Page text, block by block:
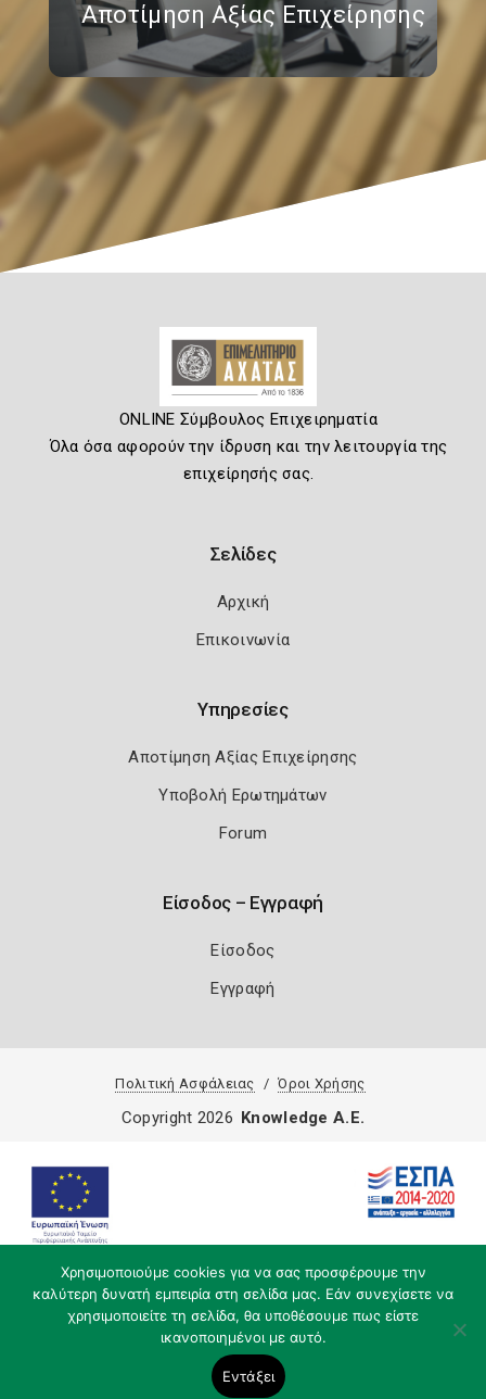
Αποτίμηση Αξίας Επιχείρησης
ONLINE Σύμβουλος Επιχειρηματία
Όλα όσα αφορούν την ίδρυση και την λειτουργία της
επιχείρησής σας.
Σελίδες
Αρχική
Επικοινωνία
Υπηρεσίες
Αποτίμηση Αξίας Επιχείρησης
Υποβολή Ερωτημάτων
Forum
Είσοδος – Εγγραφή
Είσοδος
Εγγραφή
Πολιτική Ασφάλειας Όροι Χρήσης
Χρησιμοποιούμε cookies για να σας προσφέρουμε την
καλύτερη δυνατή εμπειρία στη σελίδα μας. Εάν συνεχίσετε να
χρησιμοποιείτε τη σελίδα, θα υποθέσουμε πως είστε
ικανοποιημένοι με αυτό.
Εντάξει
Copyright 2026 Knowledge A.E.